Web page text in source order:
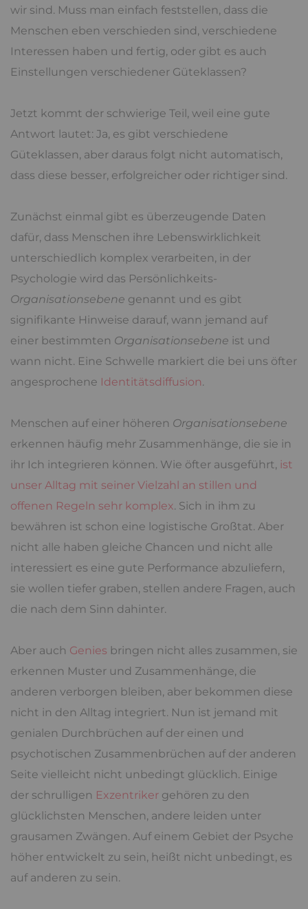
wir sind. Muss man einfach feststellen, dass die
Menschen eben verschieden sind, verschiedene
Interessen haben und fertig, oder gibt es auch
Einstellungen verschiedener Güteklassen?
Jetzt kommt der schwierige Teil, weil eine gute
Antwort lautet: Ja, es gibt verschiedene
Güteklassen, aber daraus folgt nicht automatisch,
dass diese besser, erfolgreicher oder richtiger sind.
Zunächst einmal gibt es überzeugende Daten
dafür, dass Menschen ihre Lebenswirklichkeit
unterschiedlich komplex verarbeiten, in der
Psychologie wird das Persönlichkeits-
Organisationsebene genannt und es gibt
signifikante Hinweise darauf, wann jemand auf
einer bestimmten Organisationsebene ist und
wann nicht. Eine Schwelle markiert die bei uns öfter
angesprochene Identitätsdiffusion.
Menschen auf einer höheren Organisationsebene
erkennen häufig mehr Zusammenhänge, die sie in
ihr Ich integrieren können. Wie öfter ausgeführt, ist
unser Alltag mit seiner Vielzahl an stillen und
offenen Regeln sehr komplex. Sich in ihm zu
bewähren ist schon eine logistische Großtat. Aber
nicht alle haben gleiche Chancen und nicht alle
interessiert es eine gute Performance abzuliefern,
sie wollen tiefer graben, stellen andere Fragen, auch
die nach dem Sinn dahinter.
Aber auch Genies bringen nicht alles zusammen, sie
erkennen Muster und Zusammenhänge, die
anderen verborgen bleiben, aber bekommen diese
nicht in den Alltag integriert. Nun ist jemand mit
genialen Durchbrüchen auf der einen und
psychotischen Zusammenbrüchen auf der anderen
Seite vielleicht nicht unbedingt glücklich. Einige
der schrulligen Exzentriker gehören zu den
glücklichsten Menschen, andere leiden unter
grausamen Zwängen. Auf einem Gebiet der Psyche
höher entwickelt zu sein, heißt nicht unbedingt, es
auf anderen zu sein.